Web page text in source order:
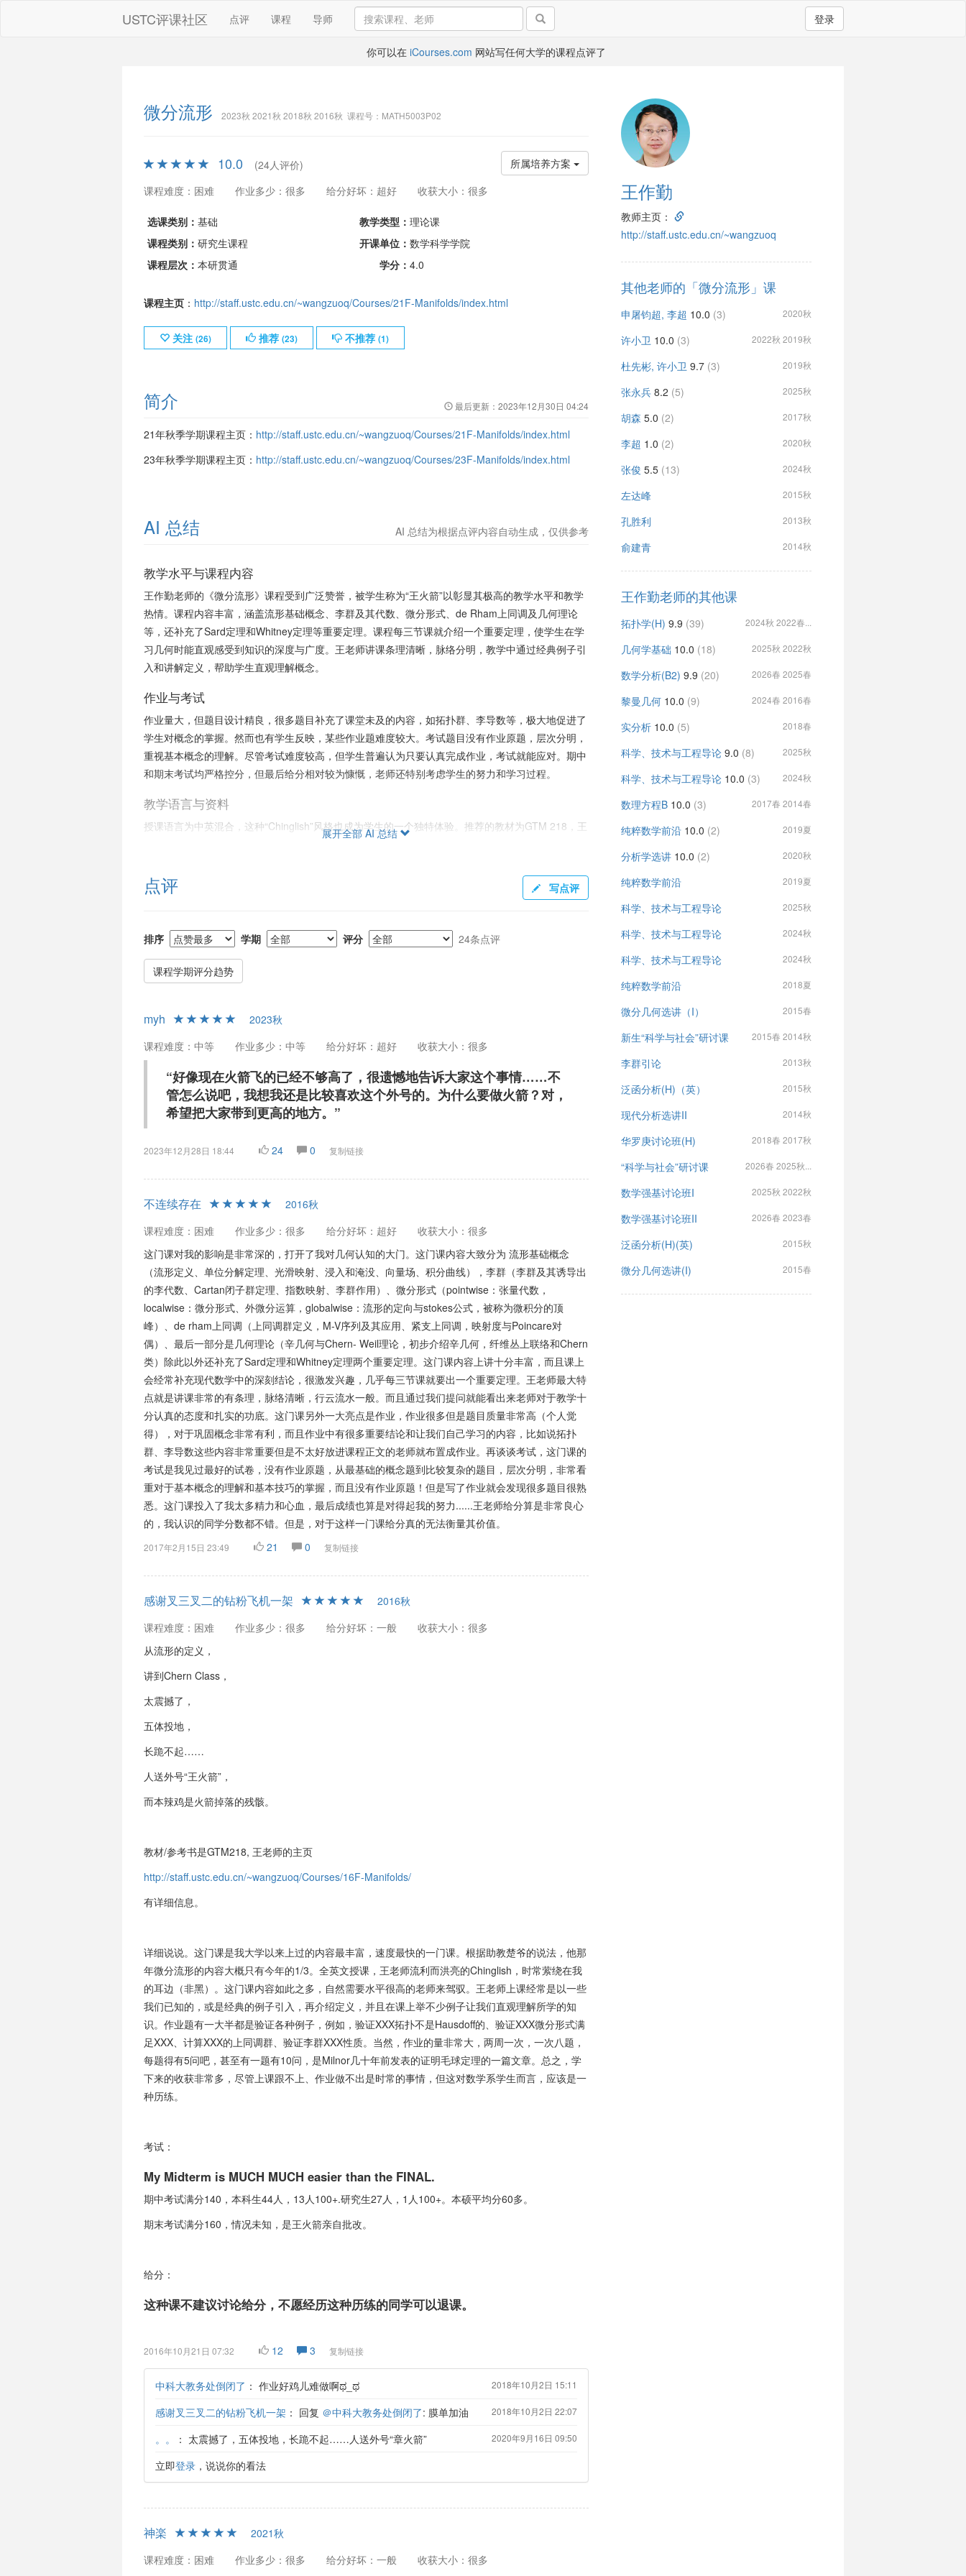
USTC评课社区 点评 课程 导师 登录
你可以在 iCourses.com 网站写任何大学的课程点评了
微分流形 2023秋 2021秋 2018秋 2016秋 课程号：MATH5003P02
所属培养方案
10.0
(24人评价)
课程难度：困难
作业多少：很多 给分好坏：超好 收获大小：很多
选课类别： 基础 教学类型： 理论课
课程类别： 研究生课程 开课单位： 数学科学学院
课程层次： 本研贯通 学分： 4.0
课程主页： http://staff.ustc.edu.cn/~wangzuoq/Courses/21F-Manifolds/index.html
关注 (26) 推荐 (23) 不推荐 (1)
简介 最后更新：2023年12月30日 04:24
21年秋季学期课程主页： http://staff.ustc.edu.cn/~wangzuoq/Courses/21F-Manifolds/index.html
23年秋季学期课程主页： http://staff.ustc.edu.cn/~wangzuoq/Courses/23F-Manifolds/index.html
AI 总结 AI 总结为根据点评内容自动生成，仅供参考
教学水平与课程内容
王作勤老师的《微分流形》课程受到广泛赞誉，被学生称为“王火箭”以彰显其极高的教学水平和教学
热情。课程内容丰富，涵盖流形基础概念、李群及其代数、微分形式、de Rham上同调及几何理论
等，还补充了Sard定理和Whitney定理等重要定理。课程每三节课就介绍一个重要定理，使学生在学
习几何时能直观感受到知识的深度与广度。王老师讲课条理清晰，脉络分明，教学中通过经典例子引
入和讲解定义，帮助学生直观理解概念。
作业与考试
作业量大，但题目设计精良，很多题目补充了课堂未及的内容，如拓扑群、李导数等，极大地促进了
学生对概念的掌握。然而也有学生反映，某些作业题难度较大。考试题目没有作业原题，层次分明，
重视基本概念的理解。尽管考试难度较高，但学生普遍认为只要认真完成作业，考试就能应对。期中
和期末考试均严格控分，但最后给分相对较为慷慨，老师还特别考虑学生的努力和学习过程。
教学语言与资料
授课语言为中英混合，这种“Chinglish”风格也成为学生的一个独特体验。推荐的教材为GTM 218，王
老师的讲义细致详尽，是很好的学习资源，课外补充学习的内容在课上不常详细讲解。
适合人群
课程难度大，面向有一定数学基础尤其是几何兴趣的学生。如果学生没有提前学习拓扑学，可能会感
为，这门课是数学系学生“打开数学大门”不可或缺的一部分。虽然课程难度较大，但学生普遍认同其
价值和王老师的教学能力。
展开全部 AI 总结
点评 写点评
排序 学期 评分 24条点评
课程学期评分趋势
myh
2023秋
课程难度：中等
作业多少：中等 给分好坏：超好 收获大小：很多
“好像现在火箭飞的已经不够高了，很遗憾地告诉大家这个事情……不
管怎么说吧，我想我还是比较喜欢这个外号的。为什么要做火箭？对，
希望把大家带到更高的地方。”
2023年12月28日 18:44 24 0 复制链接
不连续存在
2016秋
课程难度：困难
作业多少：很多 给分好坏：超好
收获大小：很多
这门课对我的影响是非常深的，打开了我对几何认知的大门。这门课内容大致分为 流形基础概念
（流形定义、单位分解定理、光滑映射、浸入和淹没、向量场、积分曲线），李群（李群及其诱导出
的李代数、Cartan闭子群定理、指数映射、李群作用）、微分形式（pointwise：张量代数，
localwise：微分形式、外微分运算，globalwise：流形的定向与stokes公式，被称为微积分的顶
峰）、de rham上同调（上同调群定义，M-V序列及其应用、紧支上同调，映射度与Poincare对
偶）、最后一部分是几何理论（辛几何与Chern- Weil理论，初步介绍辛几何，纤维丛上联络和Chern
类）除此以外还补充了Sard定理和Whitney定理两个重要定理。这门课内容上讲十分丰富，而且课上
会经常补充现代数学中的深刻结论，很激发兴趣，几乎每三节课就要出一个重要定理。王老师最大特
点就是讲课非常的有条理，脉络清晰，行云流水一般。而且通过我们提问就能看出来老师对于教学十
分认真的态度和扎实的功底。这门课另外一大亮点是作业，作业很多但是题目质量非常高（个人觉
得），对于巩固概念非常有利，而且作业中有很多重要结论和让我们自己学习的内容，比如说拓扑
群、李导数这些内容非常重要但是不太好放进课程正文的老师就布置成作业。再谈谈考试，这门课的
考试是我见过最好的试卷，没有作业原题，从最基础的概念题到比较复杂的题目，层次分明，非常看
重对于基本概念的理解和基本技巧的掌握，而且没有作业原题！但是写了作业就会发现很多题目很熟
悉。这门课投入了我太多精力和心血，最后成绩也算是对得起我的努力......王老师给分算是非常良心
的，我认识的同学分数都不错。但是，对于这样一门课给分真的无法衡量其价值。
2017年2月15日 23:49 21 0 复制链接
感谢叉三叉二的钻粉飞机一架
2016秋
课程难度：困难
作业多少：很多 给分好坏：一般
收获大小：很多
从流形的定义，
讲到Chern Class，
太震撼了，
五体投地，
长跪不起……
人送外号“王火箭”，
而本辣鸡是火箭掉落的残骸。
教材/参考书是GTM218, 王老师的主页
http://staff.ustc.edu.cn/~wangzuoq/Courses/16F-Manifolds/
有详细信息。
详细说说。这门课是我大学以来上过的内容最丰富，速度最快的一门课。根据助教楚爷的说法，他那
年微分流形的内容大概只有今年的1/3。全英文授课，王老师流利而洪亮的Chinglish，时常萦绕在我
的耳边（非黑）。这门课内容如此之多，自然需要水平很高的老师来驾驭。王老师上课经常是以一些
我们已知的，或是经典的例子引入，再介绍定义，并且在课上举不少例子让我们直观理解所学的知
识。作业题有一大半都是验证各种例子，例如，验证XXX拓扑不是Hausdoff的、验证XXX微分形式满
足XXX、计算XXX的上同调群、验证李群XXX性质。当然，作业的量非常大，两周一次，一次八题，
每题得有5问吧，甚至有一题有10问，是Milnor几十年前发表的证明毛球定理的一篇文章。总之，学
下来的收获非常多，尽管上课跟不上、作业做不出是时常的事情，但这对数学系学生而言，应该是一
种历练。
考试：
My Midterm is MUCH MUCH easier than the FINAL.
期中考试满分140，本科生44人，13人100+.研究生27人，1人100+。本硕平均分60多。
期末考试满分160，情况未知，是王火箭亲自批改。
给分：
这种课不建议讨论给分，不愿经历这种历练的同学可以退课。
2016年10月21日 07:32 12 3 复制链接
中科大教务处倒闭了 ： 作业好鸡儿难做啊ಥ_ಥ 2018年10月2日 15:11
感谢叉三叉二的钻粉飞机一架 ： 回复 ＠中科大教务处倒闭了: 膜单加油 2018年10月2日 22:07
。。 ： 太震撼了，五体投地，长跪不起……人送外号“章火箭” 2020年9月16日 09:50
立即登录，说说你的看法
神楽
2021秋
课程难度：困难
作业多少：很多 给分好坏：一般
收获大小：很多
王作勤
教师主页：
http://staff.ustc.edu.cn/~wangzuoq
其他老师的「微分流形」课
申屠钧超, 李超 10.0 (3) 2020秋
许小卫 10.0 (3) 2022秋 2019秋
杜先彬, 许小卫 9.7 (3) 2019秋
张永兵 8.2 (5) 2025秋
胡森 5.0 (2) 2017秋
李超 1.0 (2) 2020秋
张俊 5.5 (13) 2024秋
左达峰 2015秋
孔胜利 2013秋
俞建青 2014秋
王作勤老师的其他课
拓扑学(H) 9.9 (39) 2024秋 2022春...
几何学基础 10.0 (18) 2025秋 2022秋
数学分析(B2) 9.9 (20) 2026春 2025春
黎曼几何 10.0 (9) 2024春 2016春
实分析 10.0 (5) 2018春
科学、技术与工程导论 9.0 (8) 2025秋
科学、技术与工程导论 10.0 (3) 2024秋
数理方程B 10.0 (3) 2017春 2014春
纯粹数学前沿 10.0 (2) 2019夏
分析学选讲 10.0 (2) 2020秋
纯粹数学前沿 2019夏
科学、技术与工程导论 2025秋
科学、技术与工程导论 2024秋
科学、技术与工程导论 2024秋
纯粹数学前沿 2018夏
微分几何选讲（I） 2015春
新生“科学与社会”研讨课 2015春 2014秋
李群引论 2013秋
泛函分析(H)（英） 2015秋
现代分析选讲II 2014秋
华罗庚讨论班(H) 2018春 2017秋
“科学与社会”研讨课 2026春 2025秋...
数学强基讨论班I 2025秋 2022秋
数学强基讨论班II 2026春 2023春
泛函分析(H)(英) 2015秋
微分几何选讲(I) 2015春